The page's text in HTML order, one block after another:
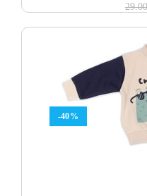
29.00
-40%